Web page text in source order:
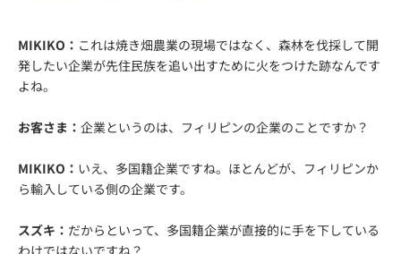
MIKIKO： これは焼き畑農業の現場ではなく、森林を伐採して開
発したい企業が先住民族を追い出すために火をつけた跡なんです
よね。
お客さま： 企業というのは、フィリピンの企業のことですか？
MIKIKO： いえ、多国籍企業ですね。ほとんどが、フィリピンか
ら輸入している側の企業です。
スズキ： だからといって、多国籍企業が直接的に手を下している
わけではないですね？